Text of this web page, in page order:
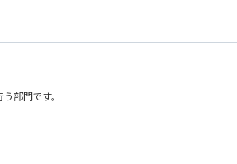
部門です。
めのシステムを提供し事業へ貢献する